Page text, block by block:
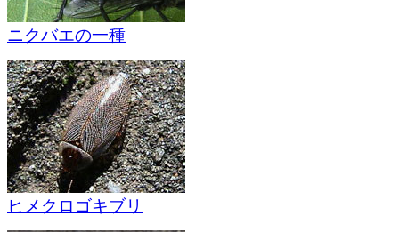
ニクバエの一種
ヒメクロゴキブリ